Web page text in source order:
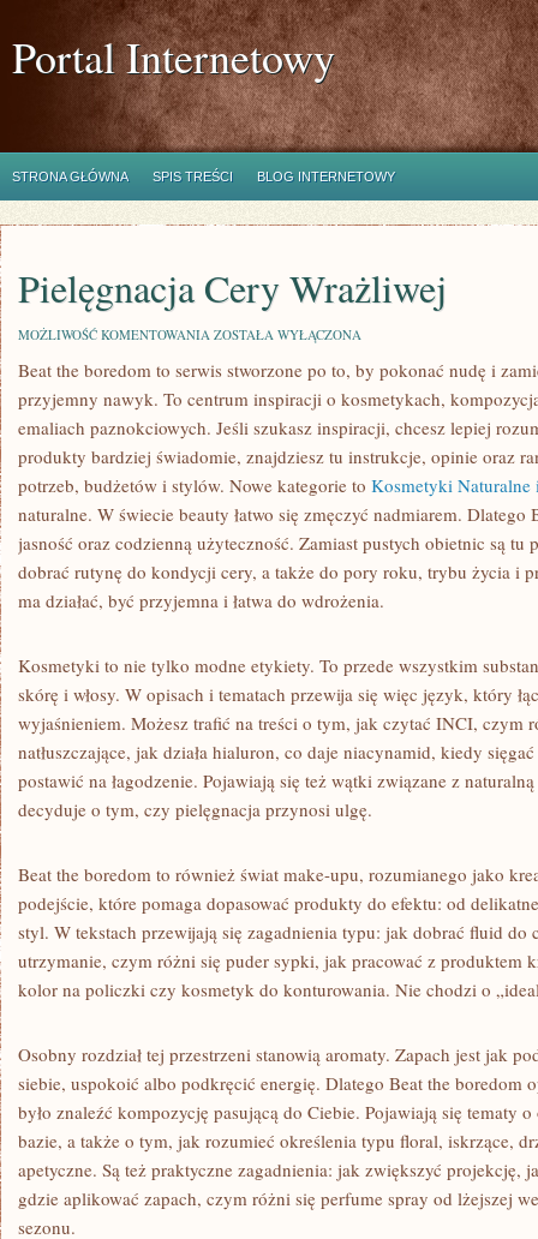
Portal Internetowy
STRONA GŁÓWNA SPIS TREŚCI BLOG INTERNETOWY
Pielęgnacja Cery Wrażliwej
MOŻLIWOŚĆ KOMENTOWANIA PIELĘGNACJA
WRAŻLIWEJ
ZOSTAŁA WYŁĄCZONA
Beat the boredom to serwis stworzone po to, by pokonać nudę i
przyjemny nawyk. To centrum inspiracji o kosmetykach,
emaliach paznokciowych. Jeśli szukasz inspiracji, chcesz lepiej
produkty bardziej świadomie, znajdziesz tu instrukcje, opinie oraz
potrzeb, budżetów i stylów. Nowe kategorie to Kosmetyki Naturalne
naturalne. W świecie beauty łatwo się zmęczyć nadmiarem. Dlatego
jasność oraz codzienną użyteczność. Zamiast pustych obietnic są tu
dobrać rutynę do kondycji cery, a także do pory roku, trybu życia i
ma działać, być przyjemna i łatwa do wdrożenia.
Kosmetyki to nie tylko modne etykiety. To przede wszystkim
skórę i włosy. W opisach i tematach przewija się więc język, który
wyjaśnieniem. Możesz trafić na treści o tym, jak czytać INCI, czym
natłuszczające, jak działa hialuron, co daje niacynamid, kiedy
postawić na łagodzenie. Pojawiają się też wątki związane z
decyduje o tym, czy pielęgnacja przynosi ulgę.
Beat the boredom to również świat make-upu, rozumianego jako
podejście, które pomaga dopasować produkty do efektu: od
styl. W tekstach przewijają się zagadnienia typu: jak dobrać fluid do
utrzymanie, czym różni się puder sypki, jak pracować z produktem
kolor na policzki czy kosmetyk do konturowania. Nie chodzi o
Osobny rozdział tej przestrzeni stanowią aromaty. Zapach jest jak
siebie, uspokoić albo podkręcić energię. Dlatego Beat the boredom
było znaleźć kompozycję pasującą do Ciebie. Pojawiają się tematy
bazie, a także o tym, jak rozumieć określenia typu floral, iskrzące,
apetyczne. Są też praktyczne zagadnienia: jak zwiększyć projekcję,
gdzie aplikować zapach, czym różni się perfume spray od lżejszej
sezonu.